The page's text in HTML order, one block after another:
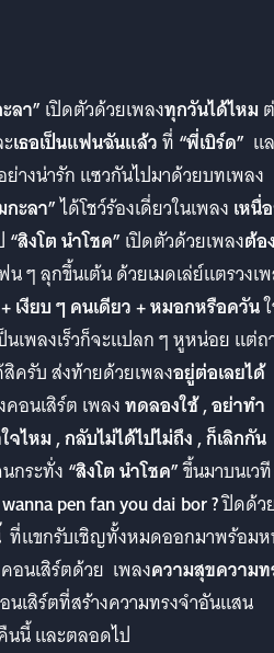
ลา” เปิดตัวด้วยเพลงทุกวันได้ไหม
เธอเป็นแฟนฉันแล้วที่ “พี่เบิร์ด” แ
างน่ารัก แซวกันไปมาด้วยบทเพลง
ะลา”ได้โชว์ร้องเดี่ยวในเพลง เหนื่
“สิงโต นำโชค” เปิดตัวด้วยเพลงต้อ
ๆ ลุกขึ้นเต้น ด้วยเมดเล่ย์แตรวงเ
เงียบ ๆ คนเดียว + หมอกหรือควัน
นเพลงเร็วก็จะแปลก ๆ หูหน่อย แต่
ครับ ส่งท้ายด้วยเพลงอยู่ต่อเลยได้
อนเสิร์ต เพลงทดลองใช้ , อย่าทำ
จไหม , กลับไม่ได้ไปไม่ถึง , ก็เลิกกัน
กระทั่ง “สิงโต นำโชค”ขึ้นมาบนเวที
pen fan you dai bor ?ปิดด้ว
ที่แขกรับเชิญทั้งหมดออกมาพร้อม
อนเสิร์ตด้วย เพลงความสุขความท
นเสิร์ตที่สร้างความทรงจำอันแสน
นนี้ และตลอดไป